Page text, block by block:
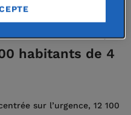
économique
communautés,
habitants de 4
sur l’urgence, 12 100